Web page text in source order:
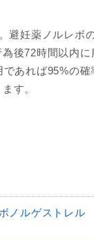
避妊薬ノルレボ
後72時間以内に
あれば95%の確
す。
ノルゲストレル